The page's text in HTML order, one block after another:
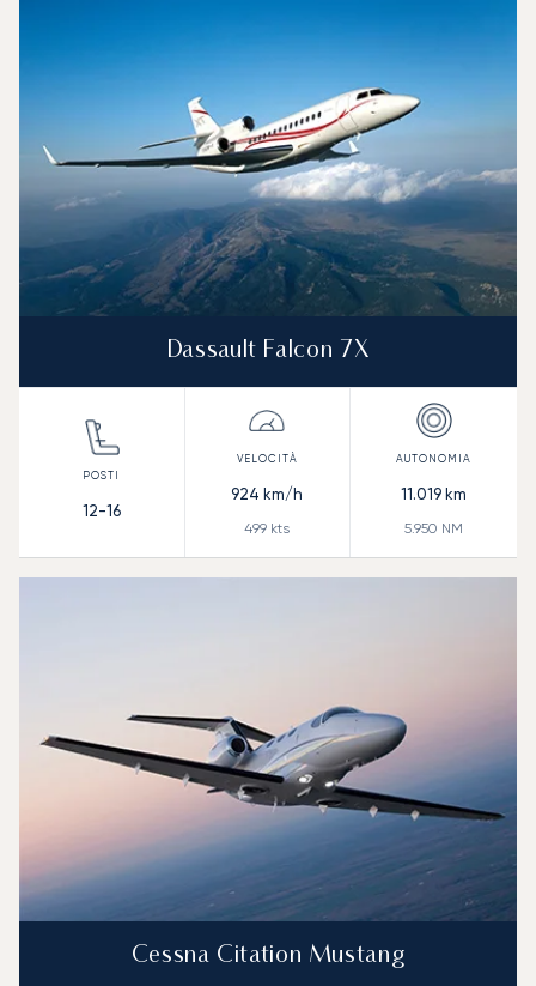
Dassault Falcon 7X
12-16
924 km/h
499 kts
11.019 km
5.950 NM
Cessna Citation Mustang